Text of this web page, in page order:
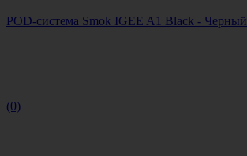
POD-система Smok IGEE A1 Black - Черный
(0)